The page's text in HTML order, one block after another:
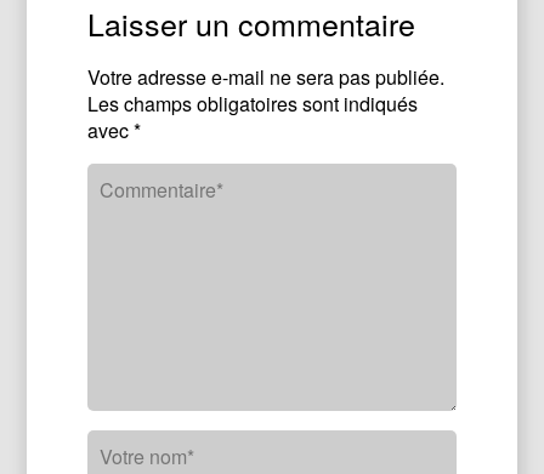
Laisser un commentaire
Votre adresse e-mail ne sera pas publiée.
Les champs obligatoires sont indiqués
avec*